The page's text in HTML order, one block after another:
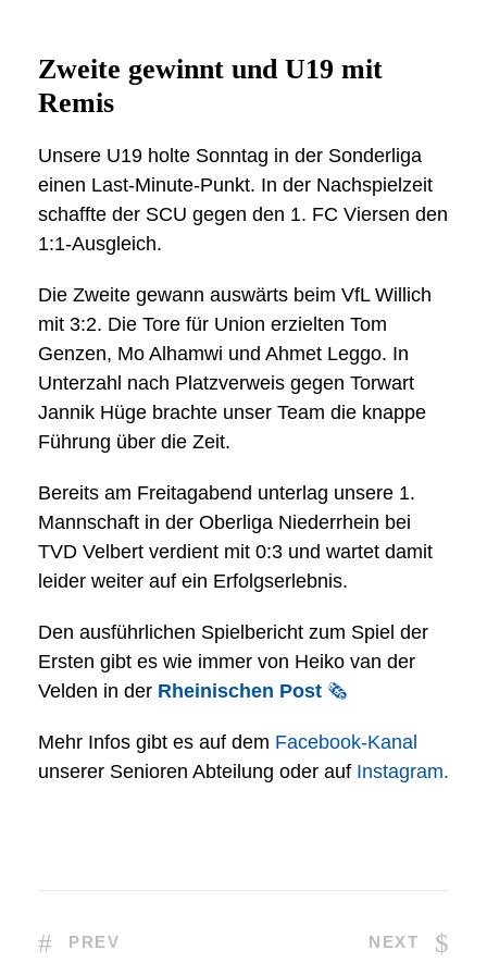
Zweite gewinnt und U19 mit
Remis
Unsere U19 holte Sonntag in der Sonderliga
einen Last-Minute-Punkt. In der Nachspielzeit
schaffte der SCU gegen den 1. FC Viersen den
1:1-Ausgleich.
Die Zweite gewann auswärts beim VfL Willich
mit 3:2. Die Tore für Union erzielten Tom
Genzen, Mo Alhamwi und Ahmet Leggo. In
Unterzahl nach Platzverweis gegen Torwart
Jannik Hüge brachte unser Team die knappe
Führung über die Zeit.
Bereits am Freitagabend unterlag unsere 1.
Mannschaft in der Oberliga Niederrhein bei
TVD Velbert verdient mit 0:3 und wartet damit
leider weiter auf ein Erfolgserlebnis.
Den ausführlichen Spielbericht zum Spiel der
Ersten gibt es wie immer von Heiko van der
Velden in der Rheinischen Post 🗞
Mehr Infos gibt es auf dem Facebook-Kanal
unserer Senioren Abteilung oder auf Instagram.
PREV NEXT